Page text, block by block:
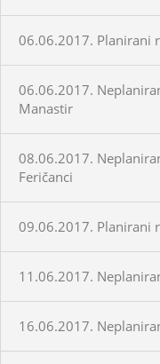
06.06.2017. Planirani
06.06.2017.
Manastir
08.06.2017.
Feričanci
09.06.2017. Planirani
11.06.2017.
16.06.2017.